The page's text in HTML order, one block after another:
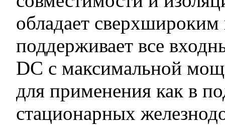
обладает
поддерживает все
DC c максимальной
для применения как в
стационарных